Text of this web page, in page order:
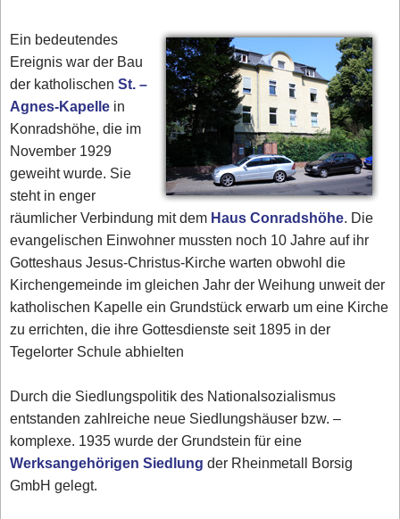
Ein bedeutendes
Ereignis war der Bau
der katholischenSt. –
Agnes-Kapelle in
Konradshöhe, die im
November 1929
geweiht wurde. Sie
steht in enger
räumlicher Verbindung mit dem Haus Conradshöhe. Die
evangelischen Einwohner mussten noch 10 Jahre auf ihr
Gotteshaus Jesus-Christus-Kirche warten obwohl die
Kirchengemeinde im gleichen Jahr der Weihung unweit der
katholischen Kapelle ein Grundstück erwarb um eine Kirche
zu errichten, die ihre Gottesdienste seit 1895 in der
Tegelorter Schule abhielten
Durch die Siedlungspolitik des Nationalsozialismus
entstanden zahlreiche neue Siedlungshäuser bzw. –
komplexe. 1935 wurde der Grundstein für eine
Werksangehörigen Siedlung der Rheinmetall Borsig
GmbH gelegt.